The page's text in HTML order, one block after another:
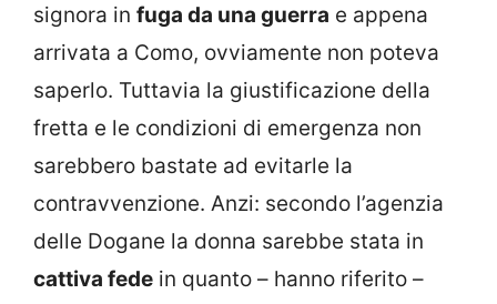
signora in fuga da una guerra e appena
arrivata a Como, ovviamente non poteva
saperlo. Tuttavia la giustificazione della
fretta e le condizioni di emergenza non
sarebbero bastate ad evitarle la
contravvenzione. Anzi: secondo l’agenzia
delle Dogane la donna sarebbe stata in
cattiva fede in quanto – hanno riferito –